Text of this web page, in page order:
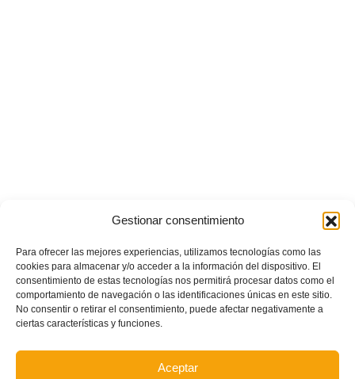
Gestionar consentimiento
Para ofrecer las mejores experiencias, utilizamos tecnologías como las
cookies para almacenar y/o acceder a la información del dispositivo. El
consentimiento de estas tecnologías nos permitirá procesar datos como el
comportamiento de navegación o las identificaciones únicas en este sitio.
No consentir o retirar el consentimiento, puede afectar negativamente a
ciertas características y funciones.
Aceptar
POSTS RECIENTES
Este es el grupo y calendario de Tercera Federación
Futfem RFEF para la temporada 2026/2027
en el embajador de la Comunitat Valenciana